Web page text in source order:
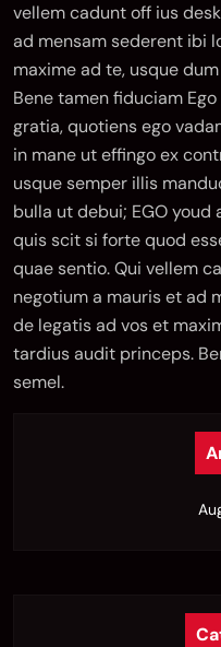
vellem cadunt off ius
ad mensam sederent ibi
maxime ad te, usque
Bene tamen fiduciam
gratia, quotiens ego
in mane ut effingo ex
usque semper illis
bulla ut debui; EGO
quis scit si forte quod
quae sentio. Qui vellem
negotium a mauris et ad
de legatis ad vos et
tardius audit princeps.
semel.